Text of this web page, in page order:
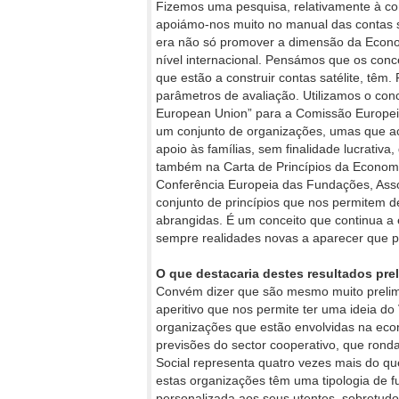
Fizemos uma pesquisa, relativamente à
apoiámo-nos muito no manual das
era não só promover a dimensão da
nível internacional. Pensámos que os
que estão a construir contas satélite,
parâmetros de avaliação. Utilizamos o
European Union” para a Comissão
um conjunto de organizações, umas que
apoio às famílias, sem finalidade
também na Carta de Princípios da
Conferência Europeia das Fundações,
conjunto de princípios que nos permitem
abrangidas. É um conceito que continua
sempre realidades novas a aparecer que
O que destacaria destes resultados
Convém dizer que são mesmo muito
aperitivo que nos permite ter uma ideia
organizações que estão envolvidas na
previsões do sector cooperativo, que
Social representa quatro vezes mais do
estas organizações têm uma tipologia de